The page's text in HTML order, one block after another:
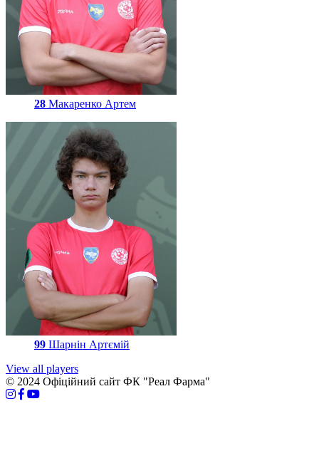
28 Макаренко Артем
99 Шарнін Артємій
View all players
© 2024 Офіційний сайт ФК "Реал Фарма"